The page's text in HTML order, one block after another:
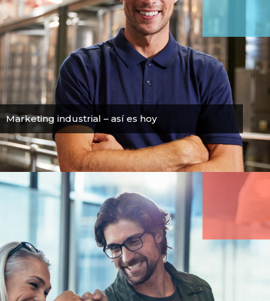
Marketing industrial – así es hoy